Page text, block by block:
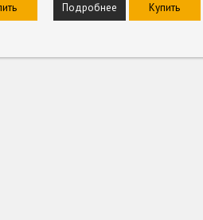
Подробнее Купить